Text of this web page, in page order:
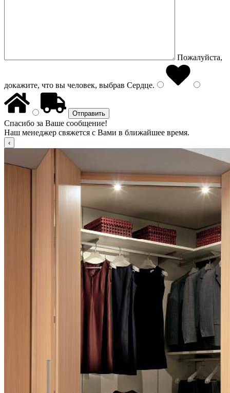
Пожалуйста,
докажите, что вы человек, выбрав Сердце.
Спасибо за Ваше сообщение!
Наш менеджер свяжется с Вами в ближайшее время.